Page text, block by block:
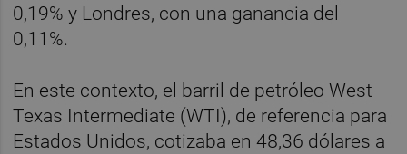
0,19% y Londres, con una ganancia del
0,11%.
En este contexto, el barril de petróleo West
Texas Intermediate (WTI), de referencia para
Estados Unidos, cotizaba en 48,36 dólares a